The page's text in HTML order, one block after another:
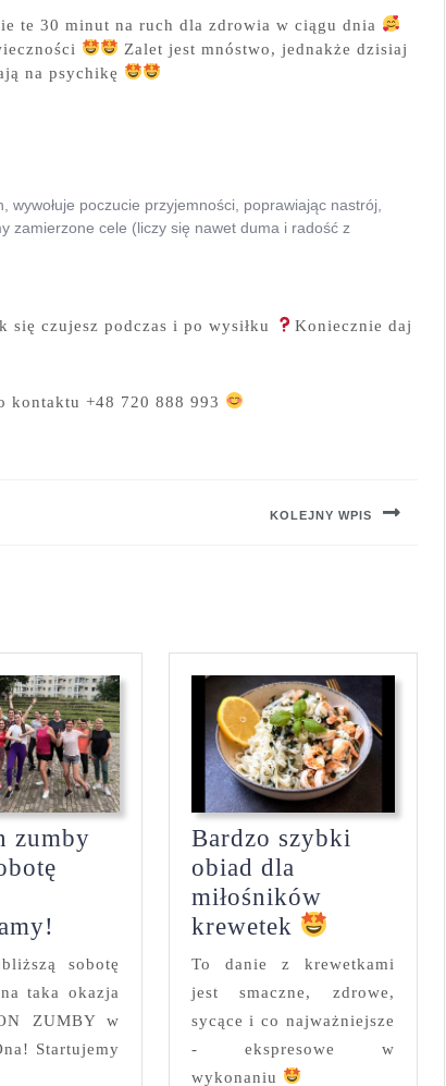
te 30 minut na ruch dla zdrowia w ciągu dnia
Zalet jest mnóstwo, jednakże dzisiaj
na psychikę
poczucie przyjemności, poprawiając nastrój,
zamierzone cele (liczy się nawet duma i radość z
się czujesz podczas i po wysiłku ️Koniecznie daj
kontaktu +48 720 888 993
KOLEJNY WPIS
zumby
zumby
już
w
sobotę
sobotę
taka okazja
ZUMBY w
Startujemy
Bardzo szybki
obiad dla
miłośników
krewetek
szybki
obiad
dla
miłośników
To danie z krewetkami
jest smaczne, zdrowe,
sycące i co najważniejsze
- ekspresowe w
wykonaniu